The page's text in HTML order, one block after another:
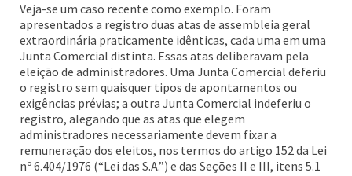
Veja-se um caso recente como exemplo. Foram
apresentados a registro duas atas de assembleia geral
extraordinária praticamente idênticas, cada uma em uma
Junta Comercial distinta. Essas atas deliberavam pela
eleição de administradores. Uma Junta Comercial deferiu
o registro sem quaisquer tipos de apontamentos ou
exigências prévias; a outra Junta Comercial indeferiu o
registro, alegando que as atas que elegem
administradores necessariamente devem fixar a
remuneração dos eleitos, nos termos do artigo 152 da Lei
nº 6.404/1976 (“Lei das S.A.”) e das Seções II e III, itens 5.1